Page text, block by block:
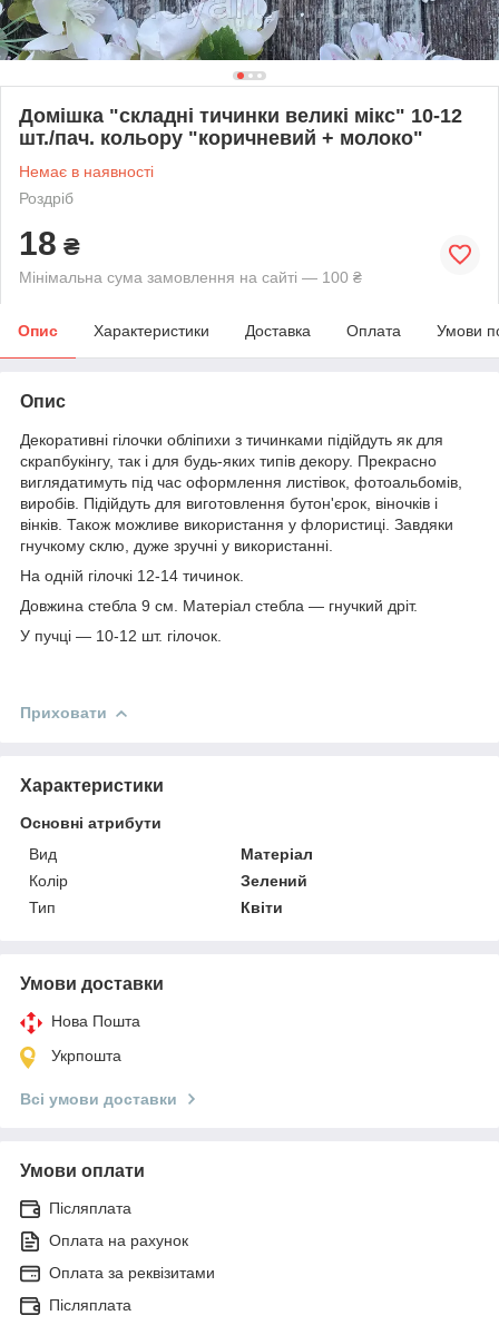
Домішка "складні тичинки великі мікс" 10-12
шт./пач. кольору "коричневий + молоко"
Немає в наявності
Роздріб
18 ₴
Мінімальна сума замовлення на сайті — 100 ₴
Опис Характеристики Доставка Оплата Умови
Опис
Декоративні гілочки обліпихи з тичинками підійдуть як для
скрапбукінгу, так і для будь-яких типів декору. Прекрасно
виглядатимуть під час оформлення листівок, фотоальбомів,
виробів. Підійдуть для виготовлення бутон'єрок, віночків і
вінків. Також можливе використання у флористиці. Завдяки
гнучкому склю, дуже зручні у використанні.
На одній гілочкі 12-14 тичинок.
Довжина стебла 9 см. Матеріал стебла — гнучкий дріт.
У пучці — 10-12 шт. гілочок.
Приховати
Характеристики
Основні атрибути
Вид
Матеріал
Колір
Зелений
Тип
Квіти
Умови доставки
Нова Пошта
Укрпошта
Всі умови доставки
Умови оплати
Післяплата
Оплата на рахунок
Оплата за реквізитами
Післяплата